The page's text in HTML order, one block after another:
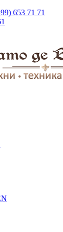
653 71 71